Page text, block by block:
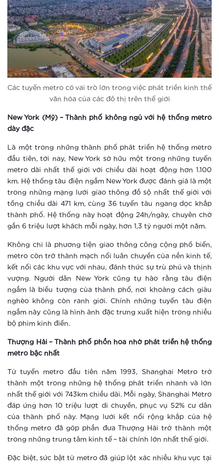
Các tuyến metro có vai trò lớn trong việc phát triển kinh thế
văn hóa của các đô thị trên thế giới
New York (Mỹ) – Thành phố không ngủ với hệ thống metro
dày đặc
Là một trong những thành phố phát triển hệ thống metro
đầu tiên, tới nay, New York sở hữu một trong những tuyến
metro dài nhất thế giới với chiều dài hoạt động hơn 1.100
km. Hệ thống tàu điện ngầm New York được đánh giá là một
trong những mạng lưới giao thông đồ sộ nhất thế giới với
tổng chiều dài 471 km, cùng 36 tuyến tàu ngang dọc khắp
thành phố. Hệ thống này hoạt động 24h/ngày, chuyên chở
gần 6 triệu lượt khách mỗi ngày, hơn 1,3 tỷ người một năm.
Không chỉ là phương tiện giao thông công cộng phổ biến,
metro còn trở thành mạch nối luân chuyển của nền kinh tế,
kết nối các khu vực với nhau, đánh thức sự trù phú và thịnh
vượng. Người dân New York cũng tự hào rằng tàu điện
ngầm là biểu tượng của thành phố, nơi khoảng cách giàu
nghèo không còn ranh giới. Chính những tuyến tàu điện
ngầm này cũng là hình ảnh đặc trưng xuất hiện trong nhiều
bộ phim kinh điển.
Thượng Hải – Thành phố phồn hoa nhờ phát triển hệ thống
metro bậc nhất
Từ tuyến metro đầu tiên năm 1993, Shanghai Metro trở
thành một trong những hệ thống phát triển nhanh và lớn
nhất thế giới với 743km chiều dài. Mỗi ngày, Shanghai Metro
đáp ứng hơn 10 triệu lượt di chuyển, phục vụ 52% cư dân
của thành phố này. Mạng lưới kết nối rộng khắp của hệ
thống metro đã góp phần đưa Thượng Hải trở thành một
trong những trung tâm kinh tế – tài chính lớn nhất thế giới.
Đặc biệt, sức bật từ metro đã giúp lột xác nhiều khu vực tại
Ưu thế giúp The Sapphire 3 –
Vinhomes Smart City hút nhà đầu tư
Xem thêm
Ra mắt vườn Nhật tại Hà Nội
chất tại Hà Nội
Xem thêm
Vinhomes Smart City ra mắt phân khu
The Sapphire 3
Xem thêm
Vinhomes tái hiện không gian Á Đông
tại khu vườn Nhật phía Tây Hà Nội
Xem thêm
Thông báo thay đổi tiện ích cảnh
quan
Vinhomes Smart City?
Xem thêm
Đô thị thông minh xóa tan mọi nỗi lo
của người lớn tuổi